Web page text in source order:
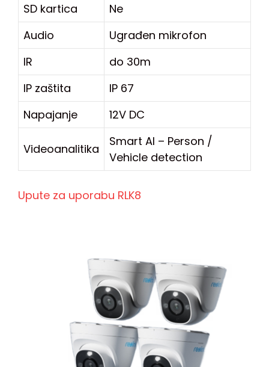
SD kartica
Ne
Audio
Ugrađen mikrofon
IR
do 30m
IP zaštita
IP 67
Napajanje
12V DC
Videoanalitika
Smart AI – Person /
Vehicle detection
Upute za uporabu RLK8